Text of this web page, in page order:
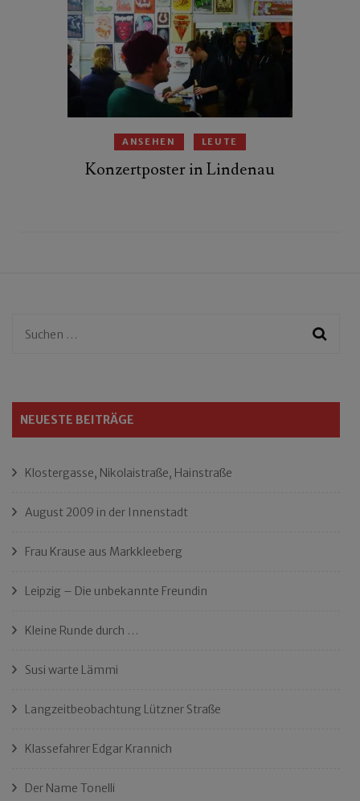
ANSEHEN LEUTE
Konzertposter in Lindenau
Suchen
NEUESTE BEITRÄGE
Klostergasse, Nikolaistraße, Hainstraße
August 2009 in der Innenstadt
Frau Krause aus Markkleeberg
Leipzig – Die unbekannte Freundin
Kleine Runde durch …
Susi warte Lämmi
Langzeitbeobachtung Lützner Straße
Klassefahrer Edgar Krannich
Der Name Tonelli